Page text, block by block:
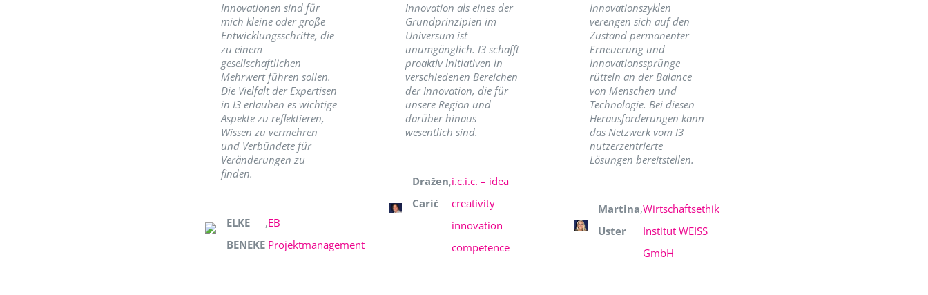
Innovationen sind für
mich kleine oder große
Entwicklungsschritte, die
zu einem
gesellschaftlichen
Mehrwert führen sollen.
Die Vielfalt der Expertisen
in I3 erlauben es wichtige
Aspekte zu reflektieren,
Wissen zu vermehren
und Verbündete für
Veränderungen zu
finden.
ELKE
BENEKE
,EB
Projektmanagement
Innovation als eines der
Grundprinzipien im
Universum ist
unumgänglich. I3 schafft
proaktiv Initiativen in
verschiedenen Bereichen
der Innovation, die für
unsere Region und
darüber hinaus
wesentlich sind.
Dražen
Carić
,i.c.i.c. – idea
creativity
innovation
competence
Innovationszyklen
verengen sich auf den
Zustand permanenter
Erneuerung und
Innovationssprünge
rütteln an der Balance
von Menschen und
Technologie. Bei diesen
Herausforderungen kann
das Netzwerk vom I3
nutzerzentrierte
Lösungen bereitstellen.
Martina
Uster
,Wirtschaftsethik
Institut WEISS
GmbH